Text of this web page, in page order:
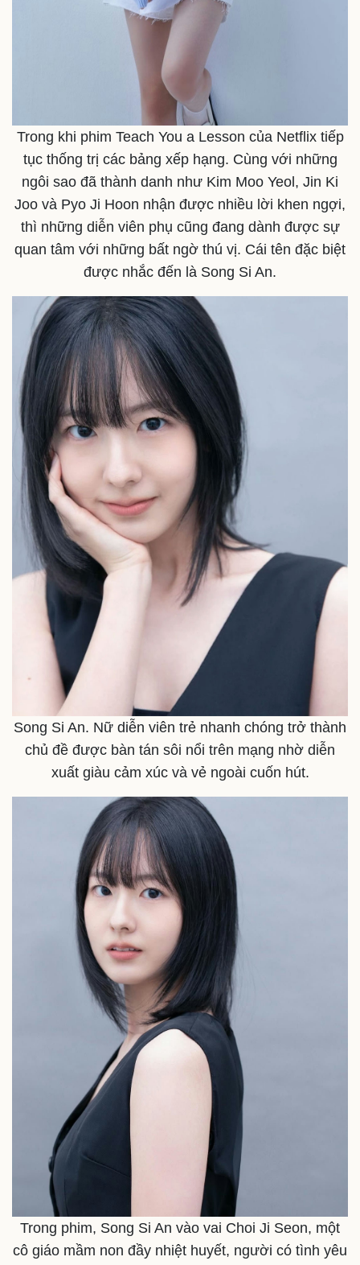
Thế giới
Quan sát
Cuộc sống đó đây
Multimedia
Video
E-Magazine
Infographic
Bất động sản
Khởi nghiệp
Thị trường
Giá vàng
Tiêu dùng
Tỷ giá
Chứng khoán
Giá cà phê
Trong khi phim Teach You a Lesson của Netflix tiếp
tục thống trị các bảng xếp hạng. Cùng với những
ngôi sao đã thành danh như Kim Moo Yeol, Jin Ki
Joo và Pyo Ji Hoon nhận được nhiều lời khen ngợi,
thì những diễn viên phụ cũng đang dành được sự
quan tâm với những bất ngờ thú vị. Cái tên đặc biệt
được nhắc đến là Song Si An.
Song Si An. Nữ diễn viên trẻ nhanh chóng trở thành
chủ đề được bàn tán sôi nổi trên mạng nhờ diễn
xuất giàu cảm xúc và vẻ ngoài cuốn hút.
Trong phim, Song Si An vào vai Choi Ji Seon, một
cô giáo mầm non đầy nhiệt huyết, người có tình yêu